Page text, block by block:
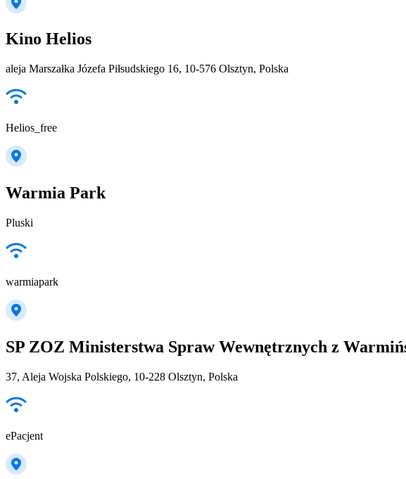
Kino Helios
aleja Marszałka Józefa Piłsudskiego 16, 10-576 Olsztyn, Polska
Helios_free
Warmia Park
Pluski
warmiapark
SP ZOZ Ministerstwa Spraw Wewnętrznych z
37, Aleja Wojska Polskiego, 10-228 Olsztyn, Polska
ePacjent